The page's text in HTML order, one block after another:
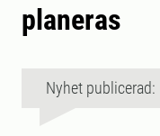
planeras
Nyhet